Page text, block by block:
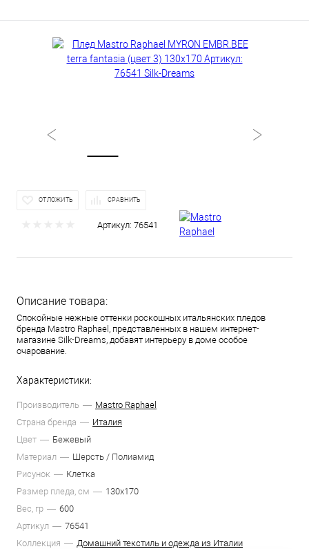
ОТЛОЖИТЬ СРАВНИТЬ
Артикул: 76541
Описание товара:
Спокойные нежные оттенки роскошных итальянских пледов
бренда Mastro Raphael, представленных в нашем интернет-
магазине Silk-Dreams, добавят интерьеру в доме особое
очарование.
Характеристики:
Производитель
Mastro Raphael
Страна бренда
Италия
Цвет
Бежевый
Материал
Шерсть / Полиамид
Рисунок
Клетка
Размер пледа, см
130х170
Вес, гр
600
Артикул
76541
Коллекция
Домашний текстиль и одежда из Италии